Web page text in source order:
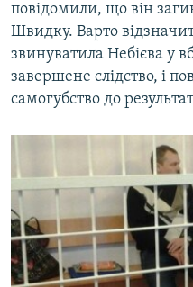
повідомили, що він
Швидку. Варто
звинуватила Небієва у
завершене слідство, і
самогубство до